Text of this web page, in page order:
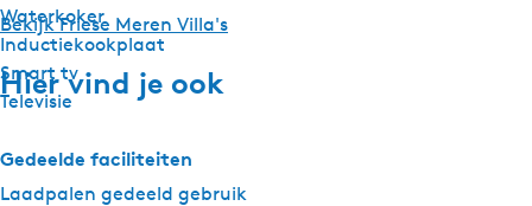
Waterkoker
Inductiekookplaat
Smart tv
Televisie
Gedeelde faciliteiten
Laadpalen gedeeld gebruik
Bekijk Friese Meren Villa's
Hier vind je ook